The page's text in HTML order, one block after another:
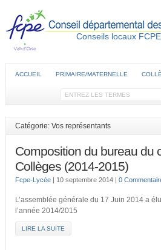
Conseils locaux
ACCUEIL PRIMAIRE/MATERNELLE
Catégorie: Vos représentants
Composition du bureau du
Collèges (2014-2015)
Fcpe-Lycée| 10 septembre 2014 | 0
L’assemblée générale du 17 Juin 2014 a
l’année 2014/2015
LIRE LA SUITE